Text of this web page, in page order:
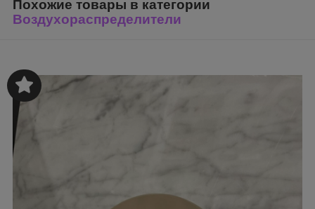
Похожие товары в категории
Воздухораспределители